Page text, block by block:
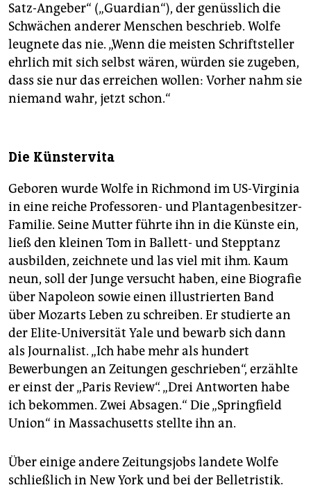
Satz-Angeber“ („Guardian“), der genüsslich die
Schwächen anderer Menschen beschrieb. Wolfe
leugnete das nie. „Wenn die meisten Schriftsteller
ehrlich mit sich selbst wären, würden sie zugeben,
dass sie nur das erreichen wollen: Vorher nahm sie
niemand wahr, jetzt schon.“
Die Künstervita
Geboren wurde Wolfe in Richmond im US-Virginia
in eine reiche Professoren- und Plantagenbesitzer-
Familie. Seine Mutter führte ihn in die Künste ein,
ließ den kleinen Tom in Ballett- und Stepptanz
ausbilden, zeichnete und las viel mit ihm. Kaum
neun, soll der Junge versucht haben, eine Biografie
über Napoleon sowie einen illustrierten Band
über Mozarts Leben zu schreiben. Er studierte an
der Elite-Universität Yale und bewarb sich dann
als Journalist. „Ich habe mehr als hundert
Bewerbungen an Zeitungen geschrieben“, erzählte
er einst der „Paris Review“. „Drei Antworten habe
ich bekommen. Zwei Absagen.“ Die „Springfield
Union“ in Massachusetts stellte ihn an.
Über einige andere Zeitungsjobs landete Wolfe
schließlich in New York und bei der Belletristik.